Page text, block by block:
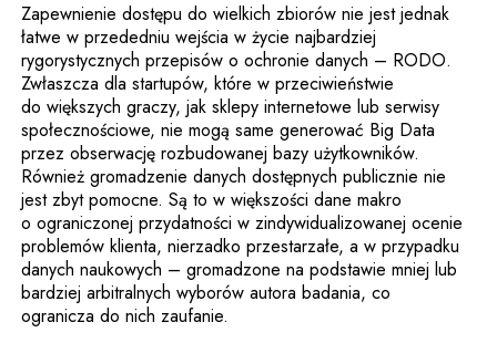
Zapewnienie dostępu do wielkich zbiorów nie jest jednak
łatwe w przededniu wejścia w życie najbardziej
rygorystycznych przepisów o ochronie danych – RODO.
Zwłaszcza dla startupów, które w przeciwieństwie
do większych graczy, jak sklepy internetowe lub serwisy
społecznościowe, nie mogą same generować Big Data
przez obserwację rozbudowanej bazy użytkowników.
Również gromadzenie danych dostępnych publicznie nie
jest zbyt pomocne. Są to w większości dane makro
o ograniczonej przydatności w zindywidualizowanej ocenie
problemów klienta, nierzadko przestarzałe, a w przypadku
danych naukowych – gromadzone na podstawie mniej lub
bardziej arbitralnych wyborów autora badania, co
ogranicza do nich zaufanie.